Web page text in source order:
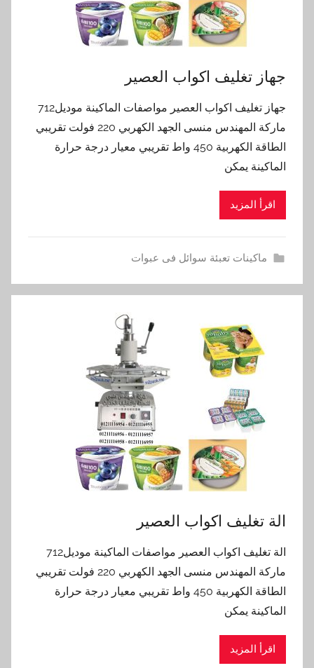
جهاز تغليف اكواب العصير
جهاز تغليف اكواب العصير مواصفات الماكينة موديل712
ماركة المهندس منسى الجهد الكهربي 220 فولت تقريبي
الطاقة الكهربية 450 واط تقريبي معيار درجة حرارة
الماكينة يمكن
اقرأ المزيد
ماكينات تعبئة سوائل فى عبوات
الة تغليف اكواب العصير
الة تغليف اكواب العصير مواصفات الماكينة موديل712
ماركة المهندس منسى الجهد الكهربي 220 فولت تقريبي
الطاقة الكهربية 450 واط تقريبي معيار درجة حرارة
الماكينة يمكن
اقرأ المزيد